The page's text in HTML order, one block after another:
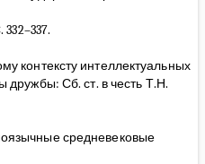
контексту интеллектуальных
Сб. ст. в честь Т.Н.
средневековые